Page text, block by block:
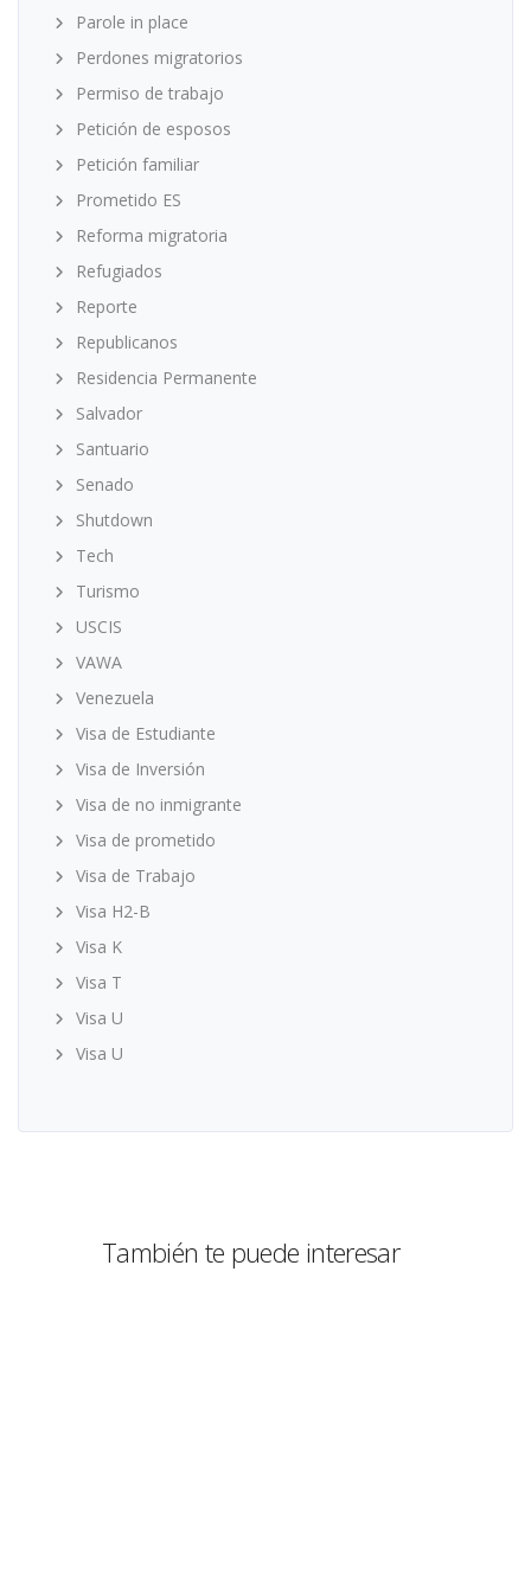
Parole in place
Perdones migratorios
Permiso de trabajo
Petición de esposos
Petición familiar
Prometido ES
Reforma migratoria
Refugiados
Reporte
Republicanos
Residencia Permanente
Salvador
Santuario
Senado
Shutdown
Tech
Turismo
USCIS
VAWA
Venezuela
Visa de Estudiante
Visa de Inversión
Visa de no inmigrante
Visa de prometido
Visa de Trabajo
Visa H2-B
Visa K
Visa T
Visa U
Visa U
También te puede interesar